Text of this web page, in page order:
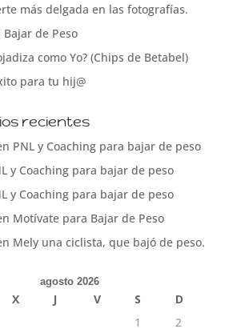
más delgada en las fotografías.
de Peso
como Yo? (Chips de Betabel)
para tu hij@
recientes
PNL y Coaching para bajar de peso
y Coaching para bajar de peso
y Coaching para bajar de peso
Motívate para Bajar de Peso
Mely una ciclista, que bajó de peso.
agosto 2026
X J V S
D
1
2